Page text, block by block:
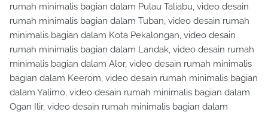
rumah minimalis bagian dalam Pulau Taliabu, video desain
rumah minimalis bagian dalam Tuban, video desain rumah
minimalis bagian dalam Kota Pekalongan, video desain
rumah minimalis bagian dalam Landak, video desain rumah
minimalis bagian dalam Alor, video desain rumah minimalis
bagian dalam Keerom, video desain rumah minimalis bagian
dalam Yalimo, video desain rumah minimalis bagian dalam
Ogan Ilir, video desain rumah minimalis bagian dalam